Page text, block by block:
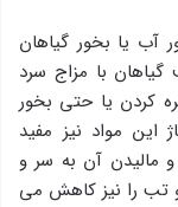
آب یا بخور گیاهان
با مزاج سرد
کردن یا حتی بخور
این مواد نیز مفید
مالیدن آن به سر و
تب را نیز کاهش می